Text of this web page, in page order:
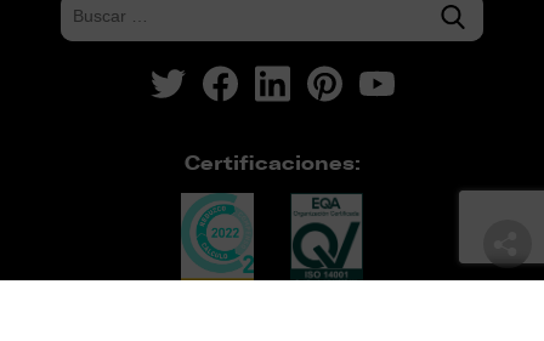
Certificaciones: